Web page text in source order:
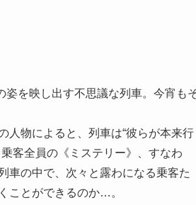
姿を映し出す不思議な列車。今宵も
人物によると、列車は“彼らが本来行
客全員の《ミステリー》、すなわ
車の中で、次々と露わになる乗客た
ことができるのか…。